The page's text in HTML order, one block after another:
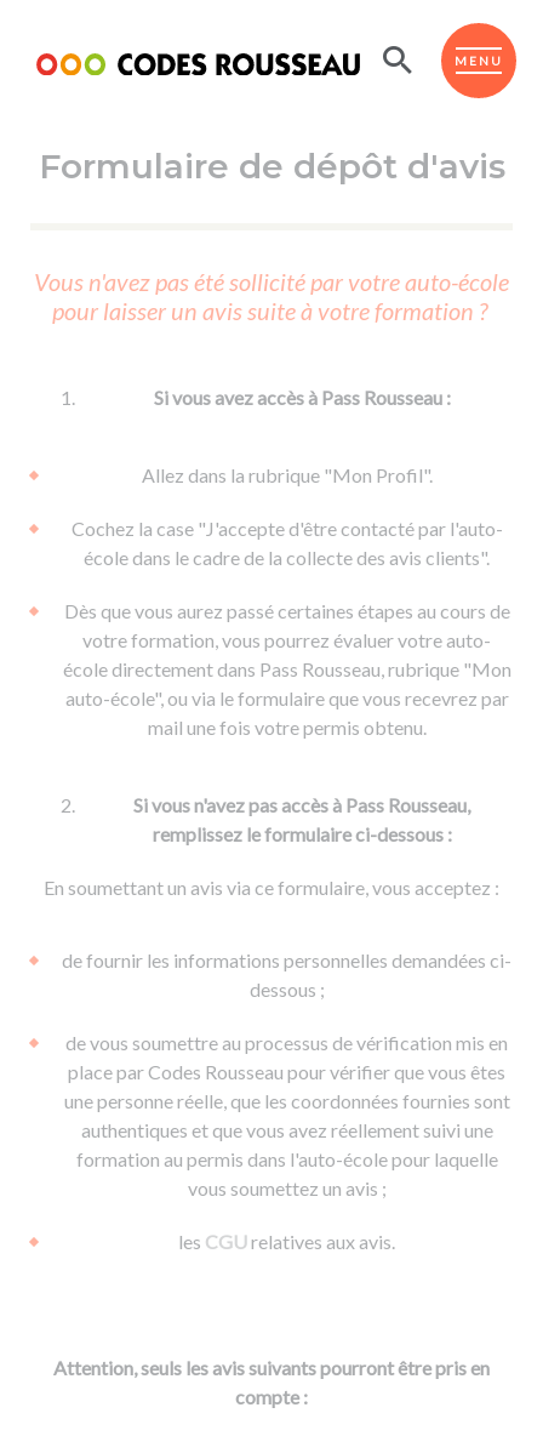
MENU
ESPACE ÉLÈVE
Code de la route
Passer l'ASSR
Réviser le code
Passer l'ETM
Permis voiture
Permis remorque
Permis & handicap
d'apprentissage
De la conduite en voiture
De la conduite à moto
Voir tous les supports
Formations pro.
Permis poids lourd
Formation FCO
Formation CACES
Devenir enseignant de la conduite
Ressources
Formulaire de dépôt d'avis
Vous n'avez pas été sollicité par votre auto-école
pour laisser un avis suite à votre formation ?
Si vous avez accès à Pass Rousseau :
Allez dans la rubrique "Mon Profil".
Cochez la case "J'accepte d'être contacté par l'auto-
école dans le cadre de la collecte des avis clients".
Dès que vous aurez passé certaines étapes au cours de
votre formation, vous pourrez évaluer votre auto-
école directement dans Pass Rousseau, rubrique "Mon
auto-école", ou via le formulaire que vous recevrez par
mail une fois votre permis obtenu.
Si vous n'avez pas accès à Pass Rousseau,
remplissez le formulaire ci-dessous :
En soumettant un avis via ce formulaire, vous acceptez :
de fournir les informations personnelles demandées ci-
dessous ;
de vous soumettre au processus de vérification mis en
place par Codes Rousseau pour vérifier que vous êtes
une personne réelle, que les coordonnées fournies sont
authentiques et que vous avez réellement suivi une
formation au permis dans l'auto-école pour laquelle
vous soumettez un avis ;
les CGUrelatives aux avis.
Attention, seuls les avis suivants pourront être pris en
compte :